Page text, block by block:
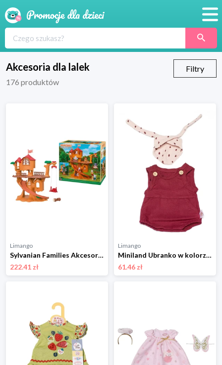
Akcesoria dla lalek
Filtry
176 produktów
Limango
Sylvanian Families Akcesoria dla lalek "Treehouse experience" - 3+ rozmiar: onesize
222.41 zł
Limango
Miniland Ubranko w kolorze jasnoróżowo-bordowym dla lalki - 3+ rozmiar: onesize
61.46 zł